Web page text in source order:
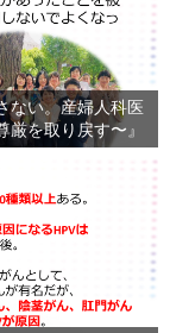
ない。産婦人科医
を取り戻す〜』